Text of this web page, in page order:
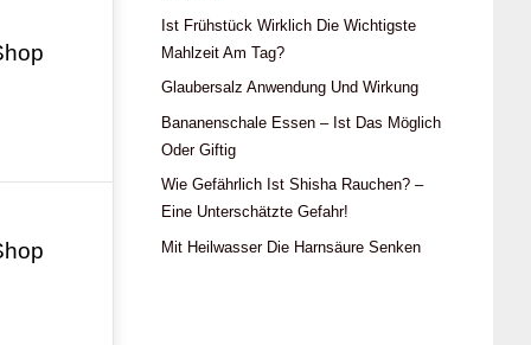
Ist Frühstück Wirklich Die Wichtigste
Mahlzeit Am Tag?
Glaubersalz Anwendung Und Wirkung
Bananenschale Essen – Ist Das Möglich
Oder Giftig
Wie Gefährlich Ist Shisha Rauchen? –
Eine Unterschätzte Gefahr!
Mit Heilwasser Die Harnsäure Senken